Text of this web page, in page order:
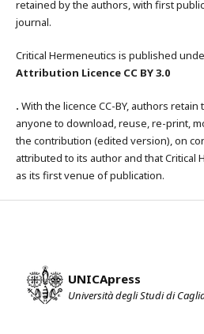
retained by the authors, with first
journal.
Critical Hermeneutics is published
Attribution Licence CC BY 3.0
. With the licence CC-BY, authors
anyone to download, reuse, re-print,
the contribution (edited version), on
attributed to its author and that Critical
as its first venue of publication.
UNICApress
Università degli Studi di